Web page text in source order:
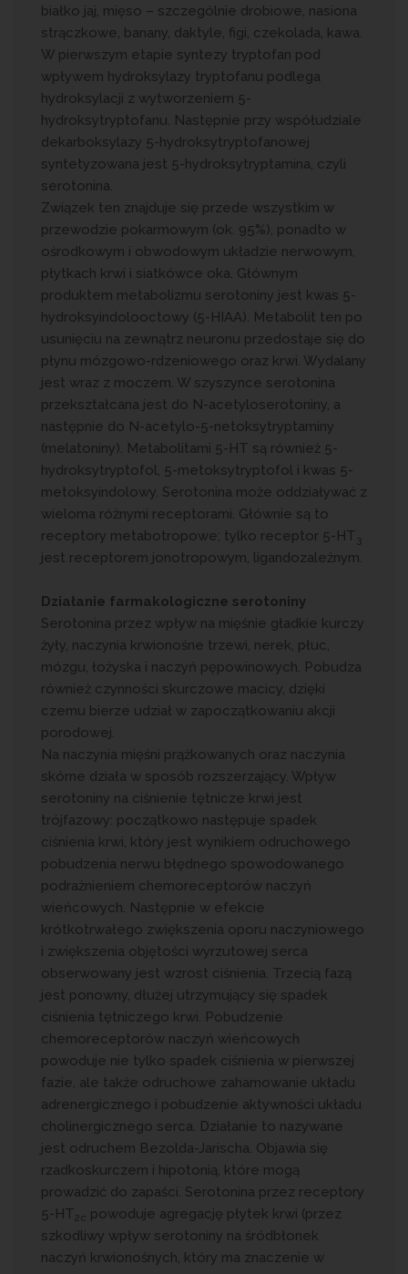
białko jaj, mięso – szczególnie drobiowe, nasiona
strączkowe, banany, daktyle, figi, czekolada, kawa.
W pierwszym etapie syntezy tryptofan pod
wpływem hydroksylazy tryptofanu podlega
hydroksylacji z wytworzeniem 5-
hydroksytryptofanu. Następnie przy współudziale
dekarboksylazy 5-hydroksytryptofanowej
syntetyzowana jest 5-hydroksytryptamina, czyli
serotonina.
Związek ten znajduje się przede wszystkim w
przewodzie pokarmowym (ok. 95%), ponadto w
ośrodkowym i obwodowym układzie nerwowym,
płytkach krwi i siatkówce oka. Głównym
produktem metabolizmu serotoniny jest kwas 5-
hydroksyindolooctowy (5-HIAA). Metabolit ten po
usunięciu na zewnątrz neuronu przedostaje się do
płynu mózgowo-rdzeniowego oraz krwi. Wydalany
jest wraz z moczem. W szyszynce serotonina
przekształcana jest do N-acetyloserotoniny, a
następnie do N-acetylo-5-netoksytryptaminy
(melatoniny). Metabolitami 5-HT są również 5-
hydroksytryptofol, 5-metoksytryptofol i kwas 5-
metoksyindolowy. Serotonina może oddziaływać z
wieloma różnymi receptorami. Głównie są to
receptory metabotropowe; tylko receptor 5-HT 3
jest receptorem jonotropowym, ligandozależnym.
Działanie farmakologiczne serotoniny
Serotonina przez wpływ na mięśnie gładkie kurczy
żyły, naczynia krwionośne trzewi, nerek, płuc,
mózgu, łożyska i naczyń pępowinowych. Pobudza
również czynności skurczowe macicy, dzięki
czemu bierze udział w zapoczątkowaniu akcji
porodowej.
Na naczynia mięśni prążkowanych oraz naczynia
skórne działa w sposób rozszerzający. Wpływ
serotoniny na ciśnienie tętnicze krwi jest
trójfazowy: początkowo następuje spadek
ciśnienia krwi, który jest wynikiem odruchowego
pobudzenia nerwu błędnego spowodowanego
podrażnieniem chemoreceptorów naczyń
wieńcowych. Następnie w efekcie
krótkotrwałego zwiększenia oporu naczyniowego
i zwiększenia objętości wyrzutowej serca
obserwowany jest wzrost ciśnienia. Trzecią fazą
jest ponowny, dłużej utrzymujący się spadek
ciśnienia tętniczego krwi. Pobudzenie
chemoreceptorów naczyń wieńcowych
powoduje nie tylko spadek ciśnienia w pierwszej
fazie, ale także odruchowe zahamowanie układu
adrenergicznego i pobudzenie aktywności układu
cholinergicznego serca. Działanie to nazywane
jest odruchem Bezolda-Jarischa. Objawia się
rzadkoskurczem i hipotonią, które mogą
prowadzić do zapaści. Serotonina przez receptory
5-HT2c powoduje agregację płytek krwi (przez
szkodliwy wpływ serotoniny na śródbłonek
naczyń krwionośnych, który ma znaczenie w